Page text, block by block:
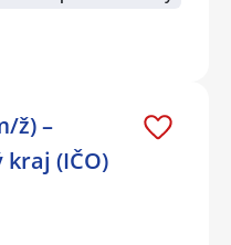
ž) –
kraj (IČO)